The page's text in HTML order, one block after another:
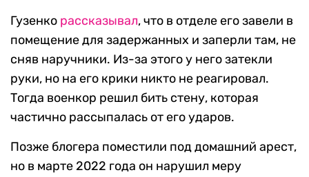
Гузенко рассказывал, что в отделе его завели в
помещение для задержанных и заперли там, не
сняв наручники. Из-за этого у него затекли
руки, но на его крики никто не реагировал.
Тогда военкор решил бить стену, которая
частично рассыпалась от его ударов.
Позже блогера поместили под домашний арест,
но в марте 2022 года он нарушил меру